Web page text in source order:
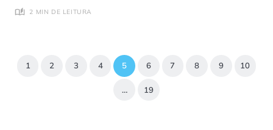
2 MIN DE LEITURA
1 2 3 4 5 6 7 8 9 10
… 19